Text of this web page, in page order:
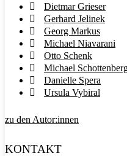
Dietmar Grieser
Gerhard Jelinek
Georg Markus
Michael Niavarani
Otto Schenk
Michael
Danielle Spera
Ursula Vybiral
zu den Autor:innen
KONTAKT